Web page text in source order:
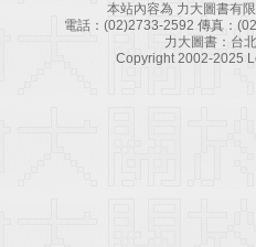
本站內容為 力大圖書有
電話： (02)2733-2592 傳真：
力大圖書：台
Copyright 2002-2025